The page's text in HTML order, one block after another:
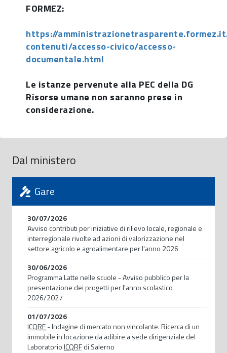
FORMEZ:
https://
contenuti/accesso-civico/accesso-
documentale.html
Le istanze pervenute alla PEC della DG
Risorse umane non saranno prese in
considerazione.
Dal ministero
Gare
30/07/2026
Avviso contributi per iniziative di rilievo locale, regionale e
interregionale rivolte ad azioni di valorizzazione nel
settore agricolo e agroalimentare per l'anno 2026
30/06/2026
Programma Latte nelle scuole - Avviso pubblico per la
presentazione dei progetti per l'anno scolastico
2026/2027
01/07/2026
ICQRF- Indagine di mercato non vincolante. Ricerca di un
immobile in locazione da adibire a sede dirigenziale del
LaboratorioICQRFdi Salerno